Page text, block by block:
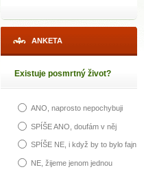
ANKETA
Existuje posmrtný život?
ANO, naprosto nepochybuji
SPÍŠE ANO, doufám v něj
SPÍŠE NE, i když by to bylo fajn
NE, žijeme jenom jednou